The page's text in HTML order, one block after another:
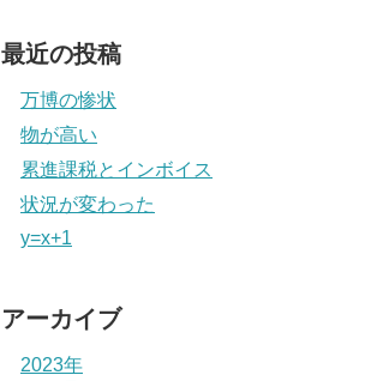
最近の投稿
万博の惨状
物が高い
累進課税とインボイス
状況が変わった
y=x+1
アーカイブ
2023年